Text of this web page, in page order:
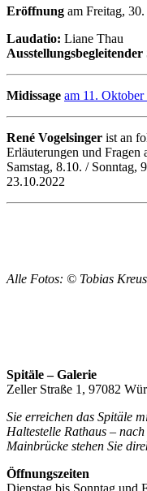
Eröffnung am Freitag,
Laudatio: Liane Thau
Midissage am 11.
René Vogelsinger ist an
Erläuterungen und Fragen
Samstag, 8.10. / Sonntag,
23.10.2022
Alle Fotos: © Tobias
Spitäle – Galerie
Zeller Straße 1, 97082
Sie erreichen das Spitäle
Haltestelle Rathaus –
Mainbrücke stehen Sie
Öffnungszeiten